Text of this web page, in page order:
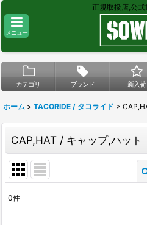
正規取扱店,公式
メニュー
カテゴリ ブランド 新入荷
ホーム > TACORIDE / タコライド >
CAP,HAT / キャップ,ハット
0件